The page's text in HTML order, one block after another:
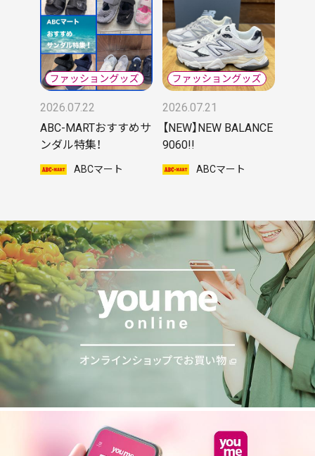
2026.07.22
ABC-MARTおすすめサ
ンダル特集！
ABCマート
2026.07.21
【NEW】NEW BALANCE
9060!!
ABCマート